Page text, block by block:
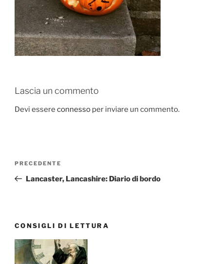
Lascia un commento
Devi essere connesso per inviare un commento.
Articolo
precedente:
PRECEDENTE
Lancaster, Lancashire: Diario di bordo
CONSIGLI DI LETTURA